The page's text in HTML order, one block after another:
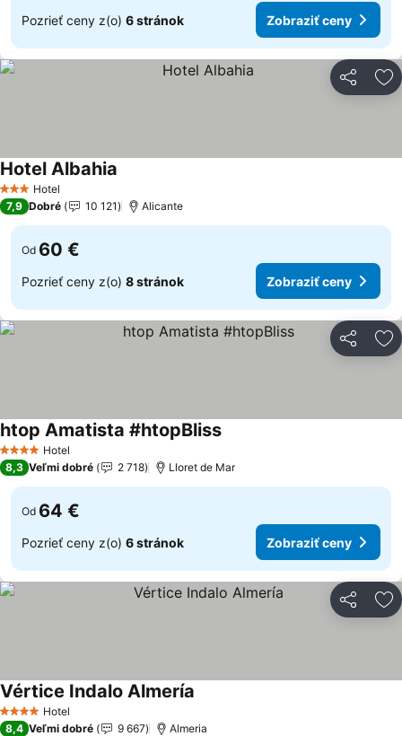
Pozrieť ceny z(o) 6 stránok Zobraziť ceny
Zdieľať
3 Počet hviezdičiek
Hotel
Hotel Albahia
7,9 Dobré 10 121 Alicante
Od 60 €
Pozrieť ceny z(o) 8 stránok Zobraziť ceny
Zdieľať
4 Počet hviezdičiek
Hotel
htop Amatista #htopBliss
8,3 Veľmi dobré 2 718 Lloret de Mar
Od 64 €
Pozrieť ceny z(o) 6 stránok Zobraziť ceny
Zdieľať
4 Počet hviezdičiek
Hotel
Vértice Indalo Almería
8,4 Veľmi dobré 9 667 Almeria